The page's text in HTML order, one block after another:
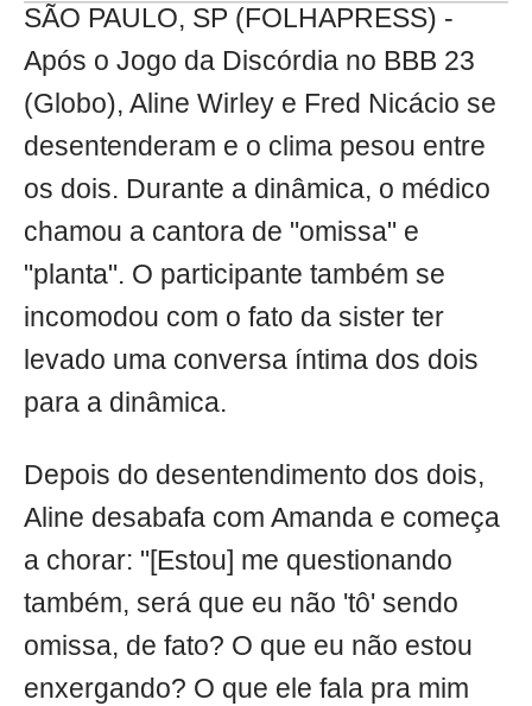
SÃO PAULO, SP (FOLHAPRESS) -
Após o Jogo da Discórdia no BBB 23
(Globo), Aline Wirley e Fred Nicácio se
desentenderam e o clima pesou entre
os dois. Durante a dinâmica, o médico
chamou a cantora de "omissa" e
"planta". O participante também se
incomodou com o fato da sister ter
levado uma conversa íntima dos dois
para a dinâmica.
Depois do desentendimento dos dois,
Aline desabafa com Amanda e começa
a chorar: "[Estou] me questionando
também, será que eu não 'tô' sendo
omissa, de fato? O que eu não estou
enxergando? O que ele fala pra mim